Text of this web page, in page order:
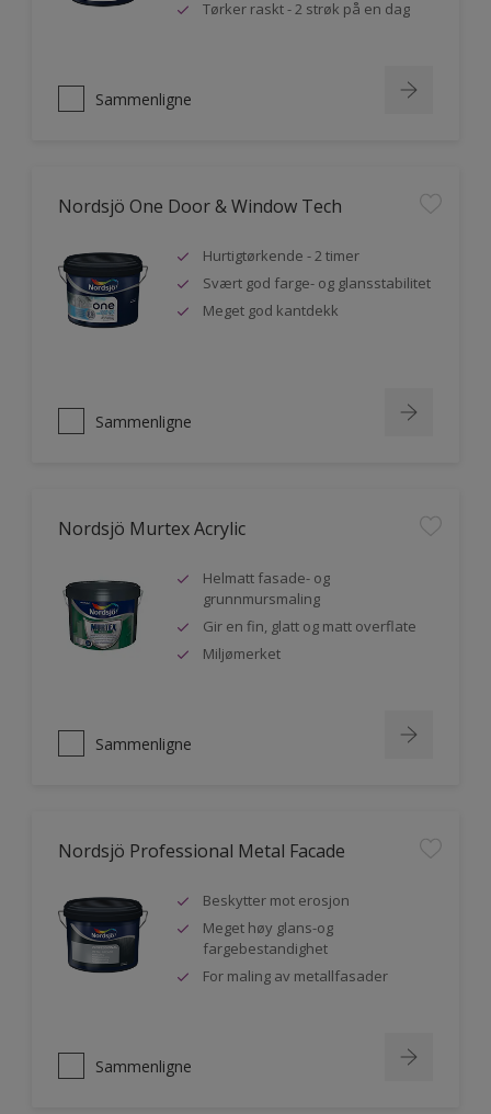
Tørker raskt - 2 strøk på en dag
Sammenligne
Nordsjö One Door & Window Tech
Hurtigtørkende - 2 timer
Svært god farge- og glansstabilitet
Meget god kantdekk
Sammenligne
Nordsjö Murtex Acrylic
Helmatt fasade- og
grunnmursmaling
Gir en fin, glatt og matt overflate
Miljømerket
Sammenligne
Nordsjö Professional Metal Facade
Beskytter mot erosjon
Meget høy glans-og
fargebestandighet
For maling av metallfasader
Sammenligne